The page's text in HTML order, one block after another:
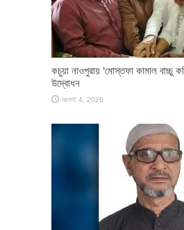
কচুয়া নাওপুরায় ‘মোস্তফা কামাল বাচ্চু
উদ্বোধন
আগস্ট 4, 2026